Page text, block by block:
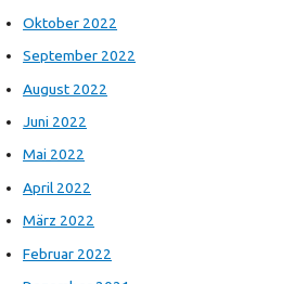
Oktober 2022
September 2022
August 2022
Juni 2022
Mai 2022
April 2022
März 2022
Februar 2022